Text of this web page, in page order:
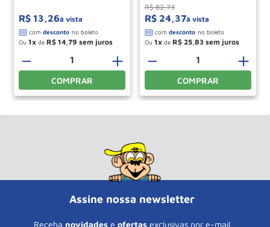
R$ 13,26à vista
Ou 1 de R$ 14 79
＋
－
COMPRAR
R$ 82,73
R$ 24,37à vista
Ou 1 de R$ 25 83
＋
－
COMPRAR
Assine nossa newsletter
Receba novidades e ofertas exclusivas por e-mail